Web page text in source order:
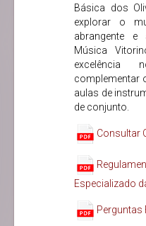
Básica dos
explorar o
abrangente e
Música
excelência
complementar
aulas de
de conjunto.
Consultar
Especializado
Perguntas